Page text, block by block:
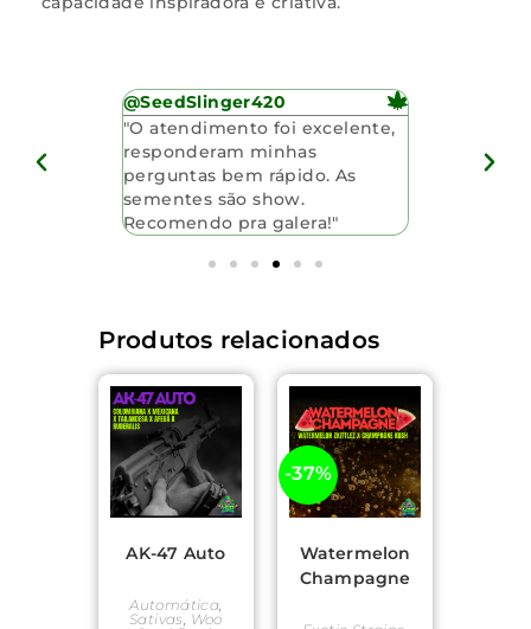
@SeedSlinger420
"O atendimento foi excelente,
responderam minhas
perguntas bem rápido. As
sementes são show.
Recomendo pra galera!"
qualidade
certeza
Produtos relacionados
AK-47 Auto
Automática
Sativas Woo
-37%
Watermelon
Champagne